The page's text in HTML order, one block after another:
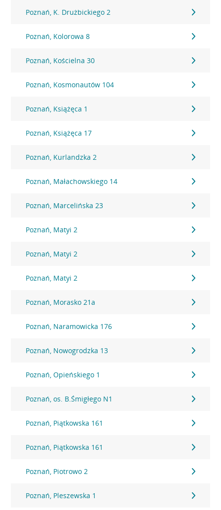
Poznań, K. Drużbickiego 2
Poznań, Kolorowa 8
Poznań, Kościelna 30
Poznań, Kosmonautów 104
Poznań, Książęca 1
Poznań, Książęca 17
Poznań, Kurlandzka 2
Poznań, Małachowskiego 14
Poznań, Marcelińska 23
Poznań, Matyi 2
Poznań, Matyi 2
Poznań, Matyi 2
Poznań, Morasko 21a
Poznań, Naramowicka 176
Poznań, Nowogrodzka 13
Poznań, Opieńskiego 1
Poznań, os. B.Śmigłego N1
Poznań, Piątkowska 161
Poznań, Piątkowska 161
Poznań, Piotrowo 2
Poznań, Pleszewska 1